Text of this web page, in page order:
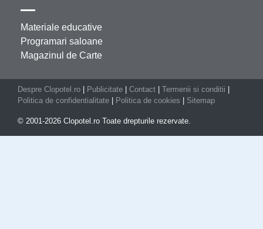
Materiale educative
Programari saloane
Magazinul de Carte
Despre Clopotel.ro Publicitate Contact Termenii si conditii
Politica de confidentialitate
Politica de cookies Sitemap
© 2001-2026 Clopotel.ro Toate drepturile rezervate.